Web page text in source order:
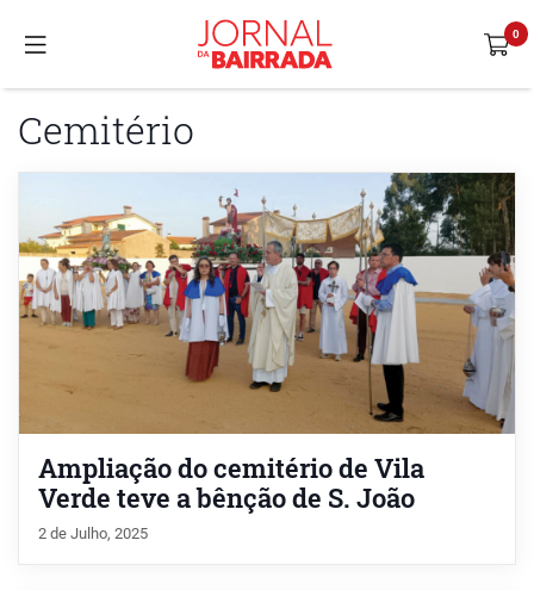
Cemitério
Ampliação do cemitério de Vila
Verde teve a bênção de S. João
2 de Julho, 2025